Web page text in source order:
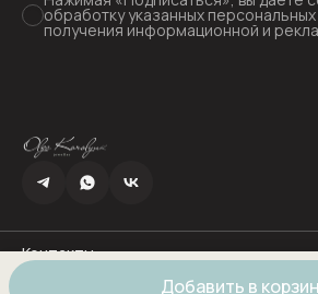
Добавить в
обработку указанных
получения информационной и
Контакты